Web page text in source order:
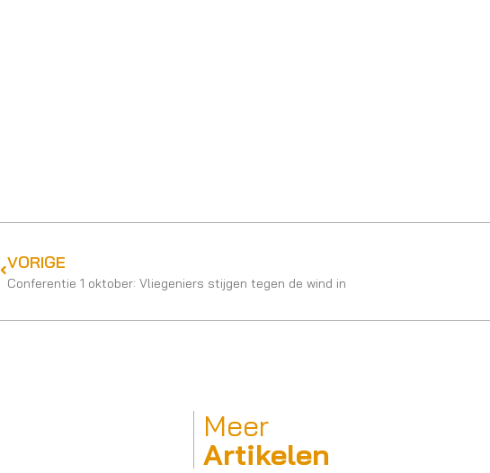
VORIGE
Conferentie 1 oktober: Vliegeniers stijgen tegen de wind in
Meer
Artikelen